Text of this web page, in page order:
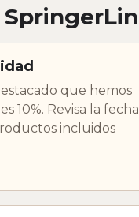
que hemos
10%. Revisa la fecha
incluidos